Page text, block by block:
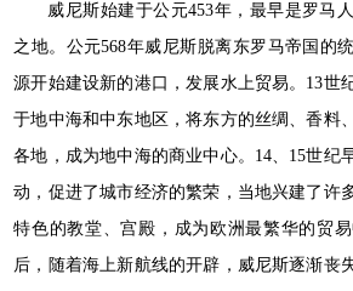
威尼斯始建于公元453年，最早是罗马
之地。公元568年威尼斯脱离东罗马帝国的
源开始建设新的港口，发展水上贸易。13世
于地中海和中东地区，将东方的丝绸、香料
各地，成为地中海的商业中心。14、15世纪
动，促进了城市经济的繁荣，当地兴建了许
特色的教堂、宫殿，成为欧洲最繁华的贸
后，随着海上新航线的开辟，威尼斯逐渐丧